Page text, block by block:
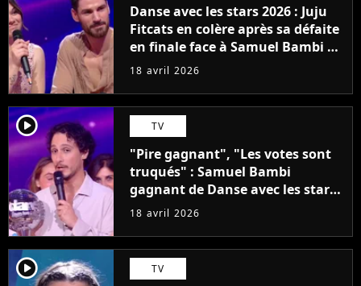
Danse avec les stars 2026 : Juju
Fitcats en colère après sa défaite
en finale face à Samuel Bambi ?
"Il n'était pas pour..."
18 avril 2026
player2 TV
"Pire gagnant", "Les votes sont
truqués" : Samuel Bambi
gagnant de Danse avec les stars
2026, Juju Fitcats volée ?
18 avril 2026
player2 TV